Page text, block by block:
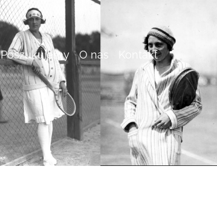
Poszukujemy O nas Kontakt